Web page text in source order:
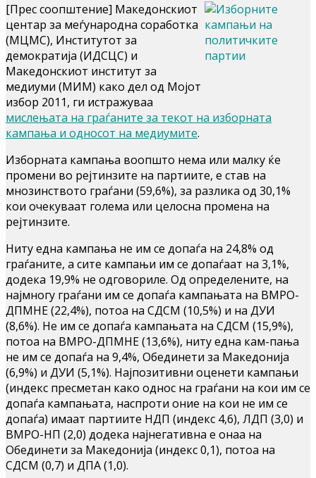
[Прес соопштение] Македонскиот
центар за меѓународна соработка
(МЦМС), Институтот за
демократија (ИДСЦС) и
Македонскиот институт за
медиуми (МИМ) како дел од Мојот
избор 2011, ги истражуваа
мислењата на граѓаните за текот на изборната
кампања и односот на медиумите.
Изборната кампања воопшто нема или малку ќе
промени во рејтинзите на партиите, е став на
мнозинството граѓани (59,6%), за разлика од 30,1%
кои очекуваат голема или целосна промена на
рејтинзите.
Ниту една кампања не им се допаѓа на 24,8% од
граѓаните, а сите кампањи им се допаѓаат на 3,1%,
додека 19,9% не одговориле. Од определените, на
најмногу граѓани им се допаѓа кампањата на ВМРО-
ДПМНЕ (22,4%), потоа на СДСМ (10,5%) и на ДУИ
(8,6%). Не им се допаѓа кампањата на СДСМ (15,9%),
потоа на ВМРО-ДПМНЕ (13,6%), ниту една кам-пања
не им се допаѓа на 9,4%, Обединети за Македонија
(6,9%) и ДУИ (5,1%). Најпозитивни оценети кампањи
(индекс пресметан како однос на граѓани на кои им се
допаѓа кампањата, наспроти оние на кои не им се
допаѓа) имаат партиите НДП (индекс 4,6), ЛДП (3,0) и
ВМРО-НП (2,0) додека најнегативна е онаа на
Обединети за Македонија (индекс 0,1), потоа на
СДСМ (0,7) и ДПА (1,0).